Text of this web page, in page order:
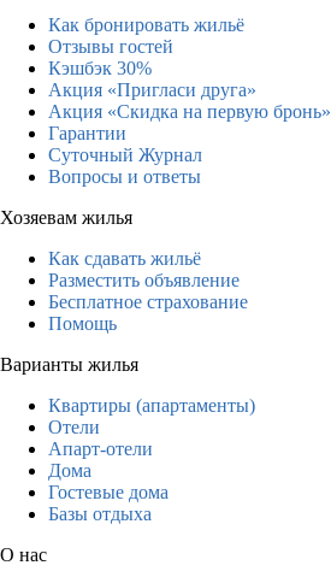
Как бронировать жильё
Отзывы гостей
Кэшбэк 30%
Акция «Пригласи друга»
Акция «Скидка на первую бронь»
Гарантии
Суточный Журнал
Вопросы и ответы
Хозяевам жилья
Как сдавать жильё
Разместить объявление
Бесплатное страхование
Помощь
Варианты жилья
Квартиры (апартаменты)
Отели
Апарт-отели
Дома
Гостевые дома
Базы отдыха
О нас